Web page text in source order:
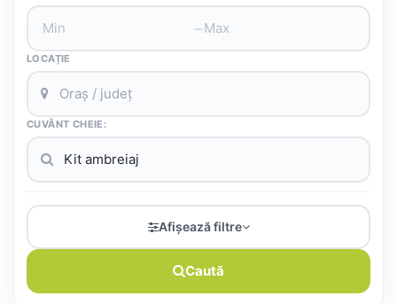
–
LOCAȚIE
CUVÂNT CHEIE:
Afișează filtre
Caută